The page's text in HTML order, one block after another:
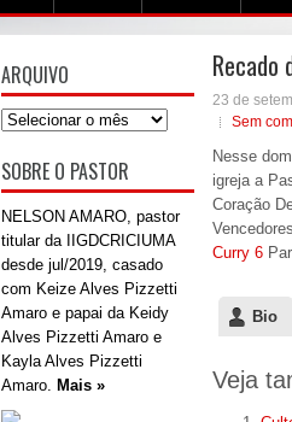
Recado
23 de
Sem
Nesse
igreja a
Coração
Curry 6
Bio
Veja
ARQUIVO
SOBRE O PASTOR
NELSON AMARO, pastor
titular da IIGDCRICIUMA
desde jul/2019, casado
com Keize Alves Pizzetti
Amaro e papai da Keidy
Alves Pizzetti Amaro e
Kayla Alves Pizzetti
Amaro. Mais »